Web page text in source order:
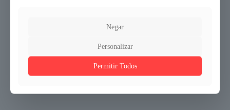
Agrovet Industria e Comercio de Produtos Agropecuários Ltda
Negar
Personalizar
Permitir Todos